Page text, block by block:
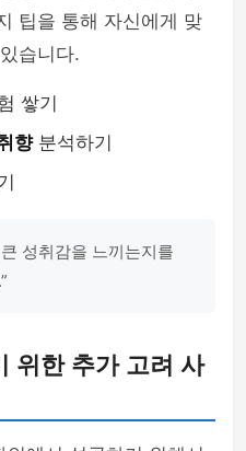
팁을 통해 자신에게 맞
습니다.
쌓기
향분석하기
성취감을 느끼는지를
위한 추가 고려 사